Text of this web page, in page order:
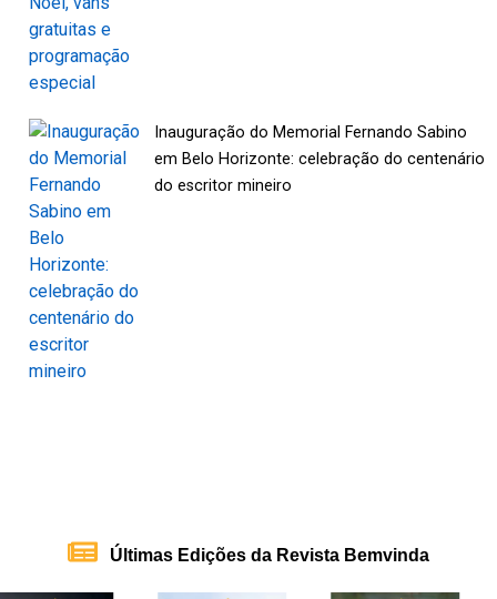
Inauguração do Memorial Fernando Sabino
em Belo Horizonte: celebração do centenário
do escritor mineiro
Últimas Edições da Revista Bemvinda